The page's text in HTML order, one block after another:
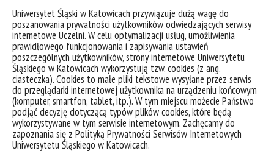
Uniwersytet Śląski w Katowicach przywiązuje dużą wagę do
poszanowania prywatności użytkowników odwiedzających serwisy
internetowe Uczelni. W celu optymalizacji usług, umożliwienia
prawidłowego funkcjonowania i zapisywania ustawień
poszczególnych użytkowników, strony internetowe Uniwersytetu
Śląskiego w Katowicach wykorzystują tzw. cookies (z ang.
ciasteczka). Cookies to małe pliki tekstowe wysyłane przez serwis
do przeglądarki internetowej użytkownika na urządzeniu końcowym
(komputer, smartfon, tablet, itp.). W tym miejscu możecie Państwo
podjąć decyzję dotyczącą typów plików cookies, które będą
wykorzystywane w tym serwisie internetowym. Zachęcamy do
zapoznania się z Polityką Prywatności Serwisów Internetowych
Uniwersytetu Śląskiego w Katowicach.
kategorii/Konferencja-Dziecko-004.jpg
https://us.edu.pl/wydzial/wsne/wp-
content/uploads/sites/20/Bez-
kategorii/Konferencja-Dziecko-005.jpg
https://us.edu.pl/wydzial/wsne/wp-
content/uploads/sites/20/Bez-
kategorii/Konferencja-Dziecko-006.jpg
https://us.edu.pl/wydzial/wsne/wp-
content/uploads/sites/20/Bez-
kategorii/Konferencja-Dziecko-007.jpg